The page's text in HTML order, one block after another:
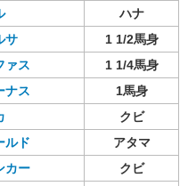
ハナ
サ
1 1/2馬身
ァス
1 1/4馬身
ナス
1馬身
クビ
ルド
アタマ
カー
クビ